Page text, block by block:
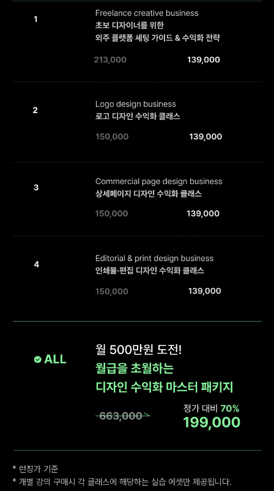
* 런칭가 기준
* 개별 강의 구매시 각 클래스에 해당하는 실습 에셋만 제공됩니다.